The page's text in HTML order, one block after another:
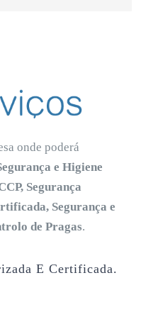
onde poderá
e Higiene
Segurança
Segurança e
de Pragas.
E Certificada.